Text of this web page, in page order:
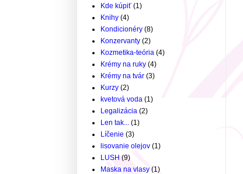
Kde kúpiť (1)
Knihy (4)
Kondicionéry (8)
Konzervanty (2)
Kozmetika-teória (4)
Krémy na ruky (4)
Krémy na tvár (3)
Kurzy (2)
kvetová voda (1)
Legalizácia (2)
Len tak... (1)
Líčenie (3)
lisovanie olejov (1)
LUSH (9)
Maska na vlasy (1)